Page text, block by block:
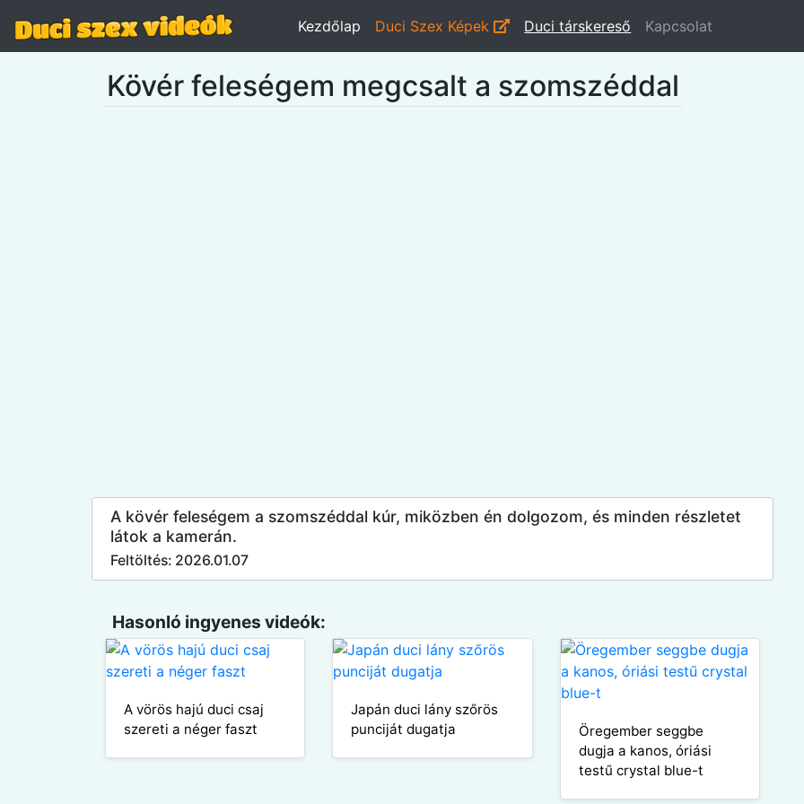
Kezdőlap Duci Szex Képek Duci társkereső Kapcsolat
Kövér feleségem megcsalt a szomszéddal
A kövér feleségem a szomszéddal kúr, miközben én dolgozom, és minden részletet
látok a kamerán.
Feltöltés: 2026.01.07
Hasonló ingyenes videók:
A vörös hajú duci csaj
szereti a néger faszt
Japán duci lány szőrös
punciját dugatja
Öregember seggbe
dugja a kanos, óriási
testű crystal blue-t